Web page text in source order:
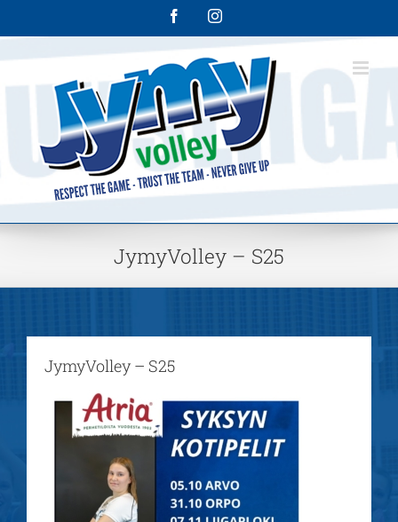
FacebookInstagram
JymyVolley – S25
JymyVolley – S25